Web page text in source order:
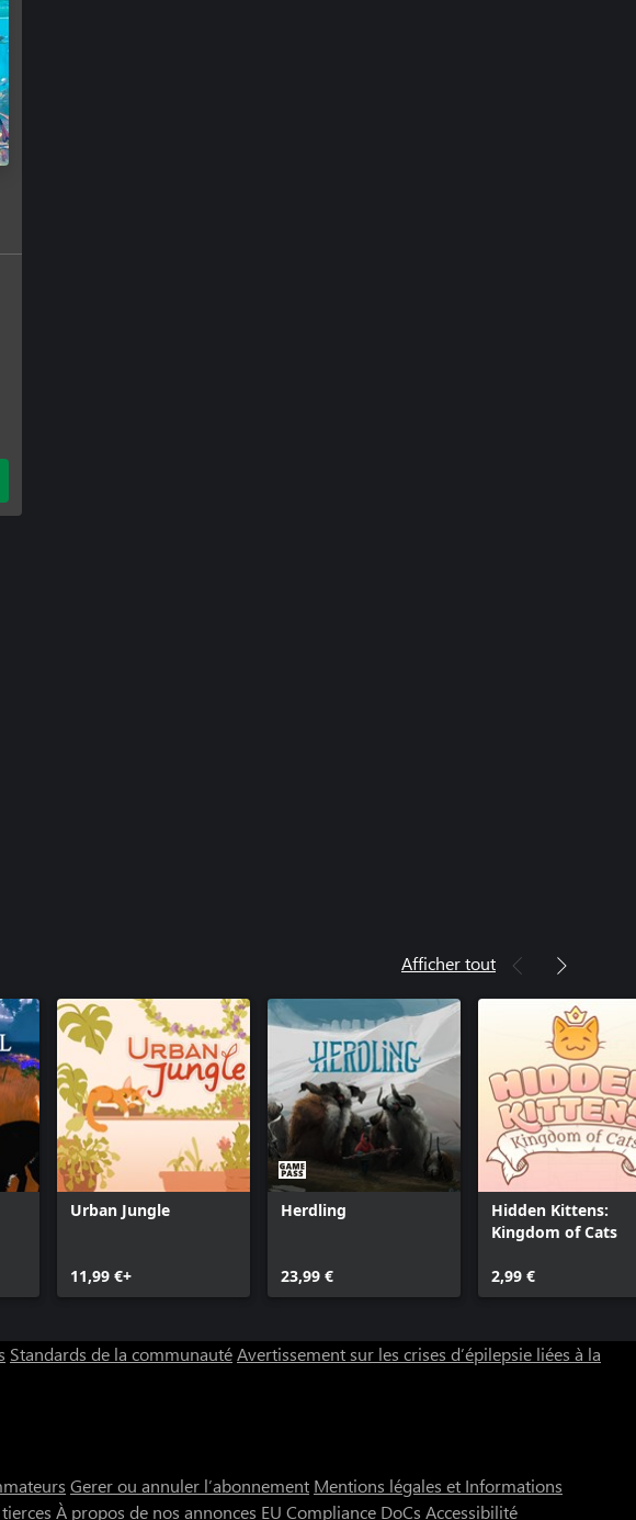
Afficher tout
Urban Jungle
11,99 €+
Herdling
23,99 €
Hidden Kittens:
Kingdom of Cats
2,99 €
Standards de la communautéAvertissement sur les crises d’épilepsie liées à la
Gerer ou annuler l’abonnement Mentions légales et Informations
À propos de nos annonces EU Compliance DoCs Accessibilité